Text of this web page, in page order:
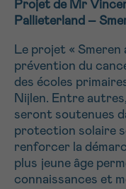
Projet de Mr
Pallieterland –
Le projet «
prévention du
des écoles
Nijlen. Entre
seront soutenues
protection solaire
renforcer la
plus jeune âge
connaissances et